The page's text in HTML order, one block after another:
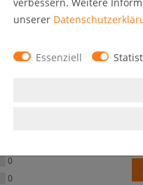
Angaben zur Produktsicherheit
0
0
unserer
Essenziell